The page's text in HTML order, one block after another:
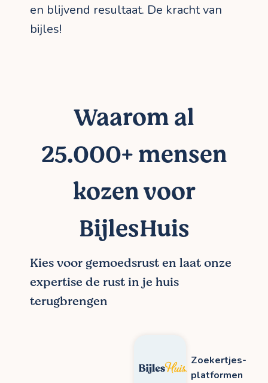
en blijvend resultaat. De kracht van
bijles!
Waarom al
25.000+ mensen
kozen voor
BijlesHuis
Kies voor gemoedsrust en laat onze
expertise de rust in je huis
terugbrengen
Zoekertjes-
platformen